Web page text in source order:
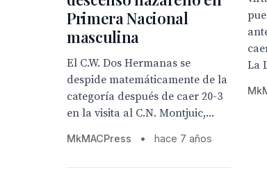
La
Primera Nacional
masculina
El C.W. Dos Hermanas se
despide matemáticamente de la
categoría después de caer 20-3
en la visita al C.N. Montjuic,...
MkMACPress • hace 7 años